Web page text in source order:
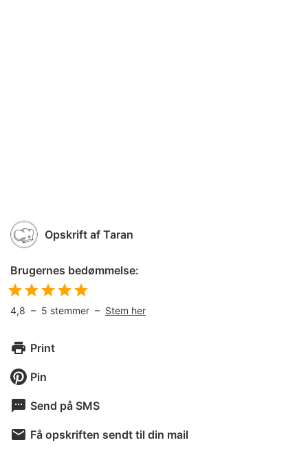
Opskrift af Taran
Brugernes bedømmelse:
4,8 – 5 stemmer – Stem her
Print
Pin
Send på SMS
Få opskriften sendt til din mail